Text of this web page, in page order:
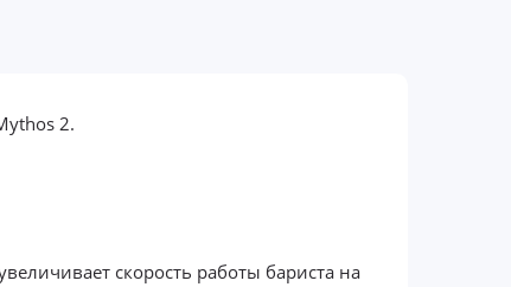
2.
скорость работы бариста на